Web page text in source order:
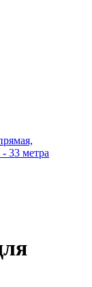
33 метра